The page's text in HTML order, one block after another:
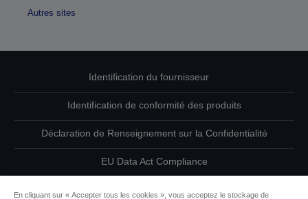
Autres sites
Identification du fournisseur
Identification de conformité des produits
Déclaration de Renseignement sur la Confidentialité
EU Data Act Compliance
Contactez-nous au sujet de vos données
En cliquant sur « Accepter tous les cookies », vous acceptez le stockage de